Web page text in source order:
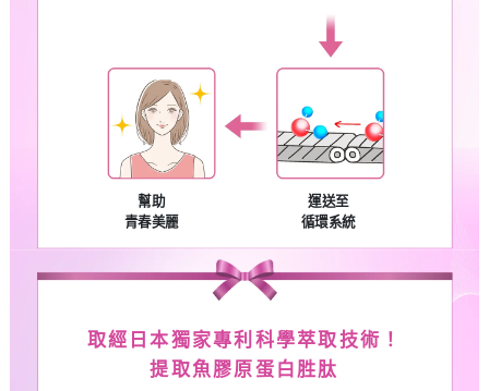
幫助
青春美麗
運送至
循環系統
取經日本獨家專利科學萃取技術！
提取魚膠原蛋白胜肽